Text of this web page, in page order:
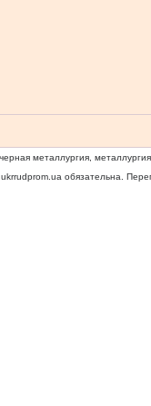
металлургия,
обязательна.